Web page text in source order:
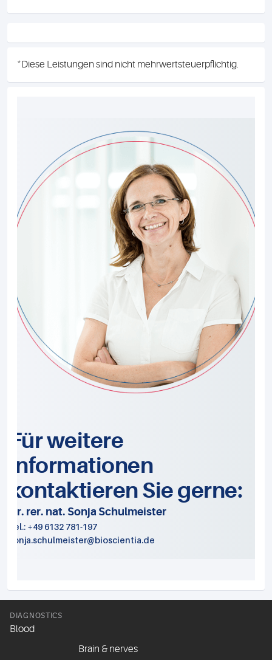
*Diese Leistungen sind nicht mehrwertsteuerpflichtig.
Für weitere
Informationen
kontaktieren Sie gerne:
Dr. rer. nat. Sonja Schulmeister
Tel.: +49 6132 781-197
sonja.schulmeister@bioscientia.de
DIAGNOSTICS
Blood
Brain & nerves